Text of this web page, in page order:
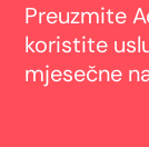
Preuzmite
koristite
mjesečne